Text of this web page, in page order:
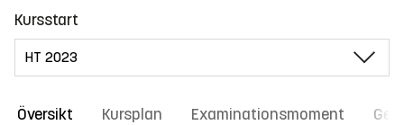
Kursstart
Översikt Kursplan Examinationsmoment